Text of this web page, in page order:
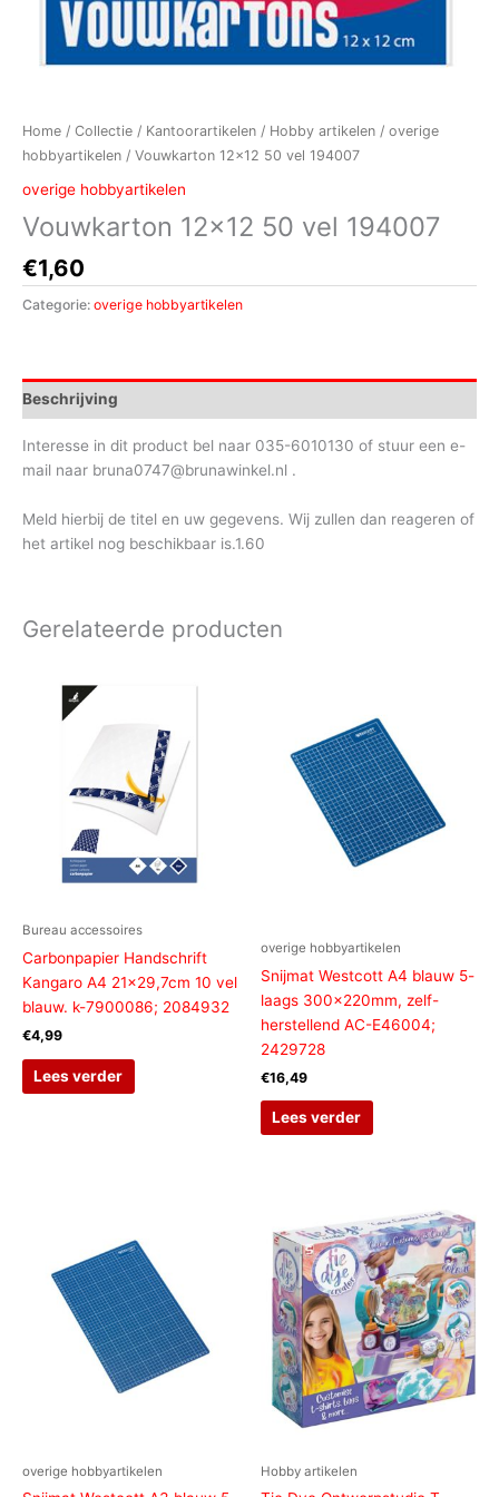
Home / Collectie / Kantoorartikelen / Hobby artikelen / overige
hobbyartikelen / Vouwkarton 12×12 50 vel 194007
overige hobbyartikelen
Vouwkarton 12×12 50 vel 194007
€1,60
Categorie: overige hobbyartikelen
Beschrijving
Interesse in dit product bel naar 035-6010130 of stuur een e-
mail naar bruna0747@brunawinkel.nl .
Meld hierbij de titel en uw gegevens. Wij zullen dan reageren of
het artikel nog beschikbaar is.1.60
Gerelateerde producten
Bureau accessoires
Carbonpapier Handschrift
Kangaro A4 21×29,7cm 10 vel
blauw. k-7900086; 2084932
€4,99
Lees verder
overige hobbyartikelen
Snijmat Westcott A4 blauw 5-
laags 300x220mm, zelf-
herstellend AC-E46004;
2429728
€16,49
Lees verder
overige hobbyartikelen Hobby artikelen